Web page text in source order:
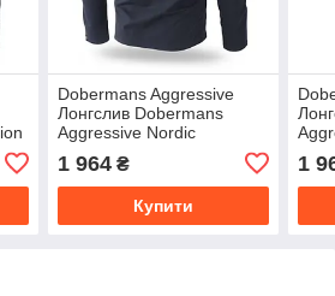
Dobermans Aggressive
Лонгслив Dobermans
Aggressive Nordic
1 964₴
Купити
1